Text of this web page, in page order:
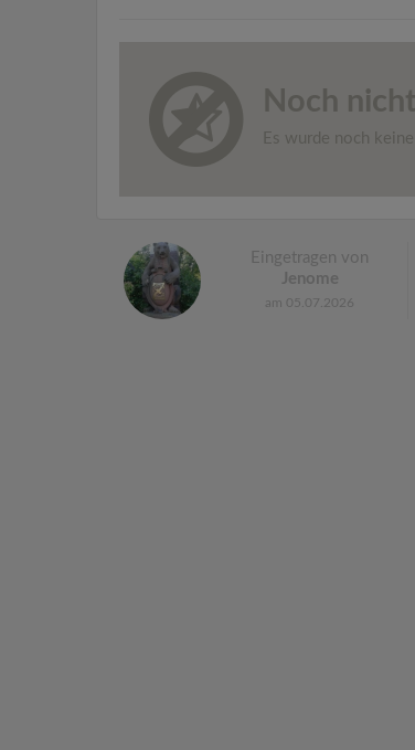
Noch
Es wurde noch
Eingetragen von
Jenome
am 05.07.2026